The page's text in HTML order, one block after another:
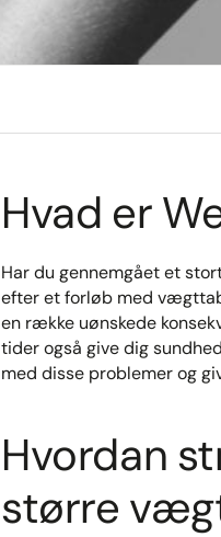
Hvad er
Har du gennemgået et
efter et forløb med
en række uønskede
tider også give dig
med disse problemer og
Hvordan
større